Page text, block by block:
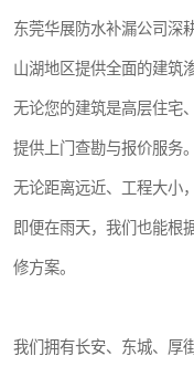
东莞华展防水补漏公司深
山湖地区提供全面的建筑
无论您的建筑是高层住宅
提供上门查勘与报价服务。
无论距离远近、工程大小
即便在雨天，我们也能根
修方案。
我们拥有长安、东城、厚